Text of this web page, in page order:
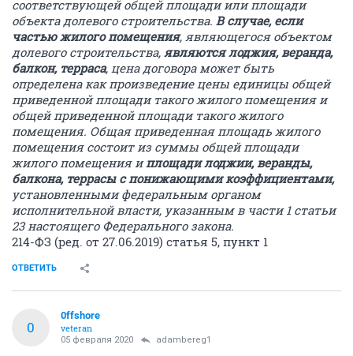
соответствующей общей площади или площади
объекта долевого строительства. В случае, если
частью жилого помещения, являющегося объектом
долевого строительства, являются лоджия, веранда,
балкон, терраса, цена договора может быть
определена как произведение цены единицы общей
приведенной площади такого жилого помещения и
общей приведенной площади такого жилого
помещения. Общая приведенная площадь жилого
помещения состоит из суммы общей площади
жилого помещения иплощади лоджии, веранды,
балкона, террасы с понижающими коэффициентами,
установленными федеральным органом
исполнительной власти, указанным в части 1 статьи
23 настоящего Федерального закона.
214-ФЗ (ред. от 27.06.2019) статья 5, пункт 1
ОТВЕТИТЬ
0
0ffshore
veteran
05 февраля 2020 adambereg1